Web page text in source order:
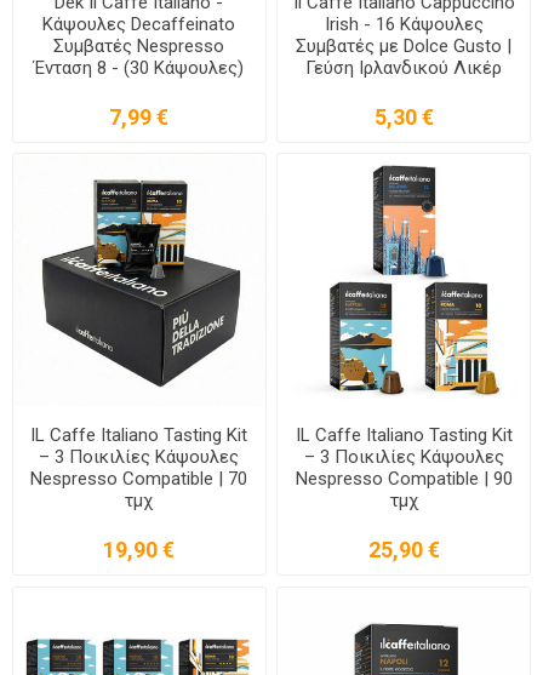
Κάψουλες Decaffeinato
Συμβατές Nespresso
Ένταση 8 - (30 Κάψουλες)
7,99 €
Irish - 16 Κάψουλες
Συμβατές με Dolce Gusto |
Γεύση Ιρλανδικού Λικέρ
5,30 €
IL Caffe Italiano Tasting Kit
– 3 Ποικιλίες Κάψουλες
Nespresso Compatible | 70
τμχ
19,90 €
IL Caffe Italiano Tasting Kit
– 3 Ποικιλίες Κάψουλες
Nespresso Compatible | 90
τμχ
25,90 €